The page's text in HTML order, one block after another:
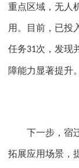
重点区域，无人
用。目前，已投
任务31次，发现
障能力显著提升
下一步，宿迁
拓展应用场景，